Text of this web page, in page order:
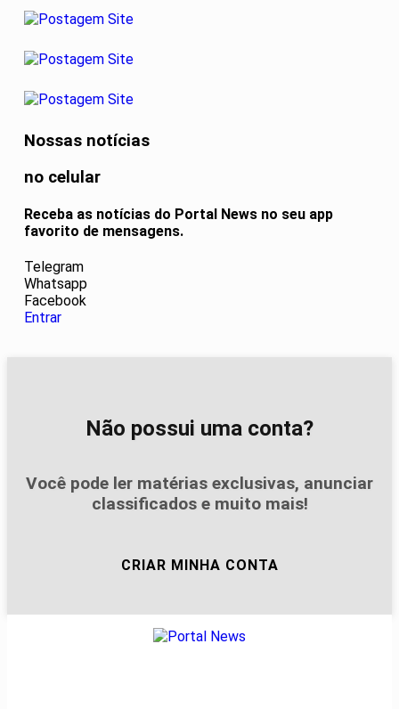
Nossas notícias
no celular
Receba as notícias do Portal News no seu app
favorito de mensagens.
Telegram
Whatsapp
Facebook
Entrar
Não possui uma conta?
Você pode ler matérias exclusivas, anunciar
classificados e muito mais!
CRIAR MINHA CONTA